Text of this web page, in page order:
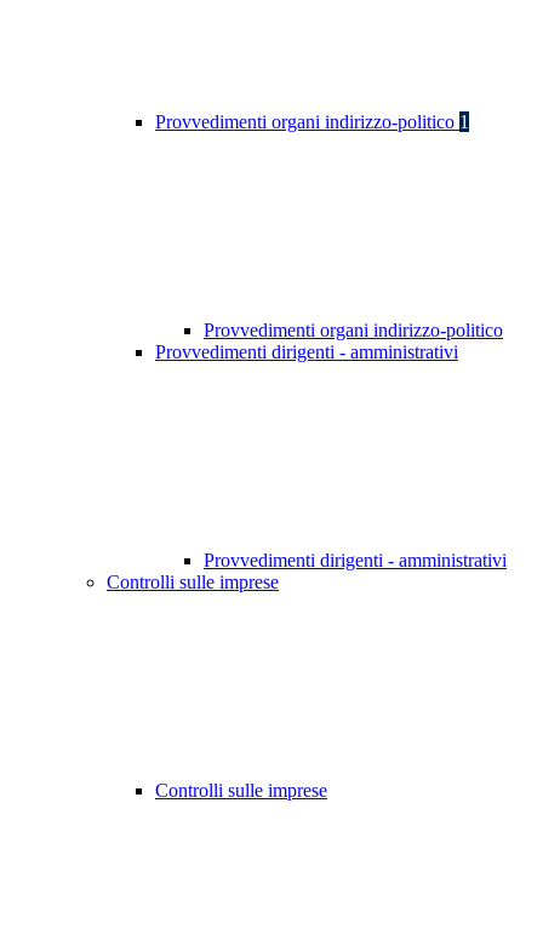
Provvedimenti organi indirizzo-politico 1
Provvedimenti organi indirizzo-politico
Provvedimenti dirigenti - amministrativi
Provvedimenti dirigenti - amministrativi
Controlli sulle imprese
Controlli sulle imprese